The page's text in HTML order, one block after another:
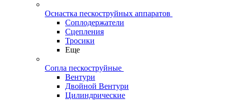
Оснастка пескоструйных аппаратов
Соплодержатели
Сцепления
Тросики
Еще
Сопла пескоструйные
Вентури
Двойной Вентури
Цилиндрические